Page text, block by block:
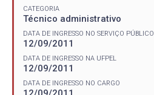
CATEGORIA
Técnico administrativo
DATA DE INGRESSO NO SERVIÇO PÚBLICO
12/09/2011
DATA DE INGRESSO NA UFPEL
12/09/2011
DATA DE INGRESSO NO CARGO